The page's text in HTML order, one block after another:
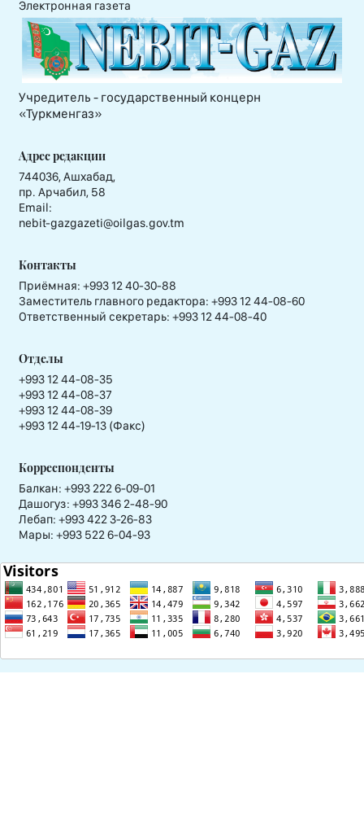
Электронная газета
Учредитель - государственный концерн
«Туркменгаз»
Адрес редакции
744036, Ашхабад,
пр. Арчабил, 58
Email:
nebit-gazgazeti@oilgas.gov.tm
Контакты
Приёмная: +993 12 40-30-88
Заместитель главного редактора: +993 12 44-08-60
Ответственный секретарь: +993 12 44-08-40
Отделы
+993 12 44-08-35
+993 12 44-08-37
+993 12 44-08-39
+993 12 44-19-13 (Факс)
Корреспонденты
Балкан: +993 222 6-09-01
Дашогуз: +993 346 2-48-90
Лебап: +993 422 3-26-83
Мары: +993 522 6-04-93